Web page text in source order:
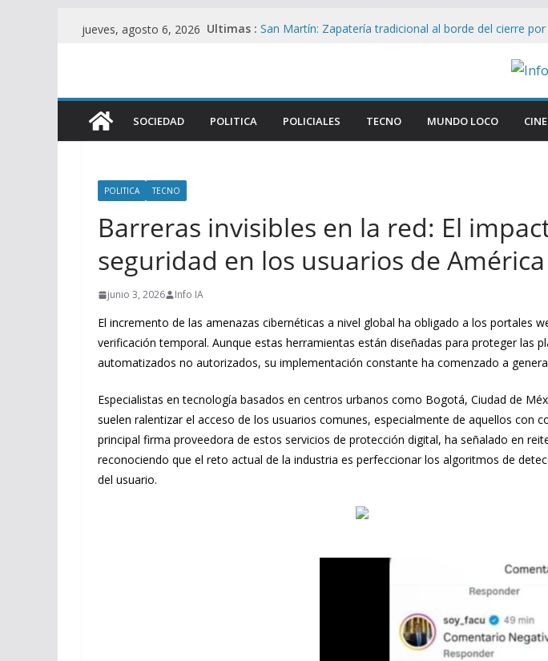
jueves, agosto 6, 2026 Ultimas : San Martín: Zapatería tradicional al borde del cierre por
La UIA Responde con Firmeza a Luis Caputo: «La
Zulma Lobato: Asistencia municipal tras ser hallada en
situación de calle en Paraná
SOCIEDAD POLITICA POLICIALES TECNO MUNDO LOCO
POLITICA TECNO
Barreras invisibles en la red: El
seguridad en los usuarios de
junio 3, 2026 Info IA
El incremento de las amenazas cibernéticas a nivel global ha obligado a los portales
verificación temporal. Aunque estas herramientas están diseñadas para proteger las
automatizados no autorizados, su implementación constante ha comenzado a
Especialistas en tecnología basados en centros urbanos como Bogotá, Ciudad de
suelen ralentizar el acceso de los usuarios comunes, especialmente de aquellos
principal firma proveedora de estos servicios de protección digital, ha señalado en
reconociendo que el reto actual de la industria es perfeccionar los algoritmos de
del usuario.